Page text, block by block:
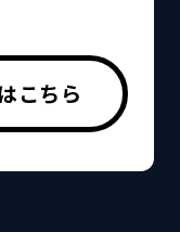
こちら